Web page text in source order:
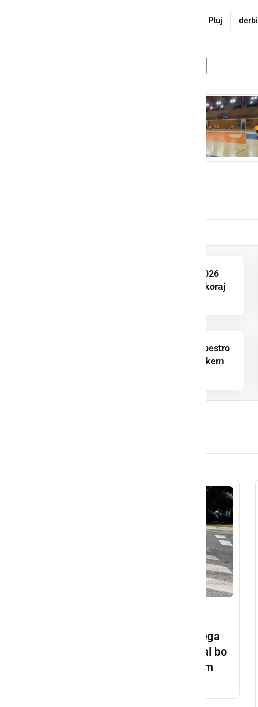
FC Hiša daril Ptuj derbi
PrintFriendly
Tour de Lotmerk 2026
uspešno povezal skoraj
Cornhole dopolnil pestro
dogajanje na Prleškem
Pričela se bo gradnja novega
krožišča v Ljutomeru, veljal bo
spremenjen prometni režim